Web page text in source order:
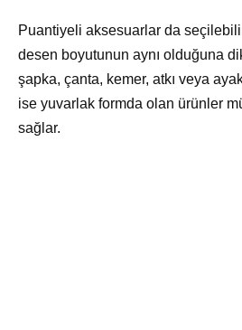
Puantiyeli aksesuarlar da
desen boyutunun aynı olduğuna
şapka, çanta, kemer, atkı veya
ise yuvarlak formda olan ürünler
sağlar.